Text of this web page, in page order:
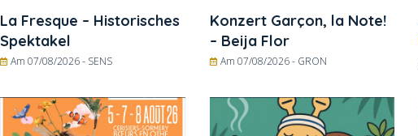
La Fresque – Historisches
Spektakel
Am 07/08/2026 - SENS
Konzert Garçon, la Note!
– Beija Flor
Am 07/08/2026 - GRON